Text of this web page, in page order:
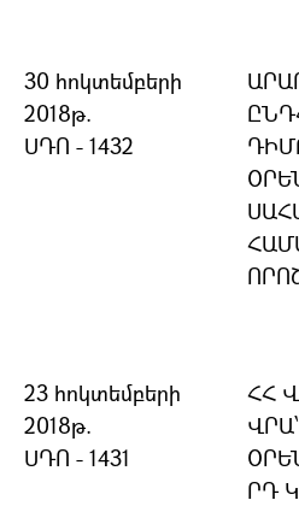
30 հոկտեմբերի
2018թ.
ՍԴՈ - 1432
23 հոկտեմբերի
2018թ.
ՍԴՈ - 1431
ՀՀ
ՐԴ